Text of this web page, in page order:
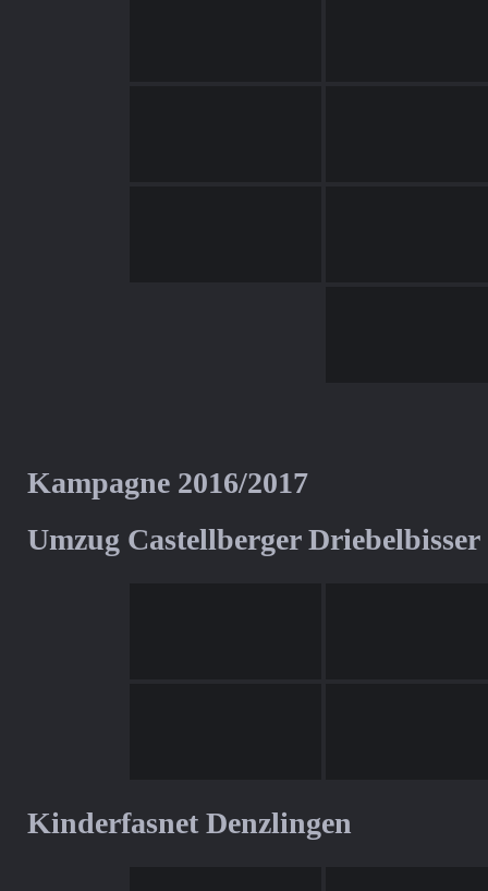
Kampagne 2016/2017
Umzug Castellberger
Kinderfasnet Denzlingen